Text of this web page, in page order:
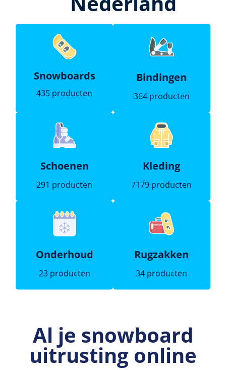
Snowboards
435 producten
Bindingen
364 producten
Schoenen
291 producten
Kleding
7179 producten
Onderhoud
23 producten
Rugzakken
34 producten
Al je snowboard
uitrusting online